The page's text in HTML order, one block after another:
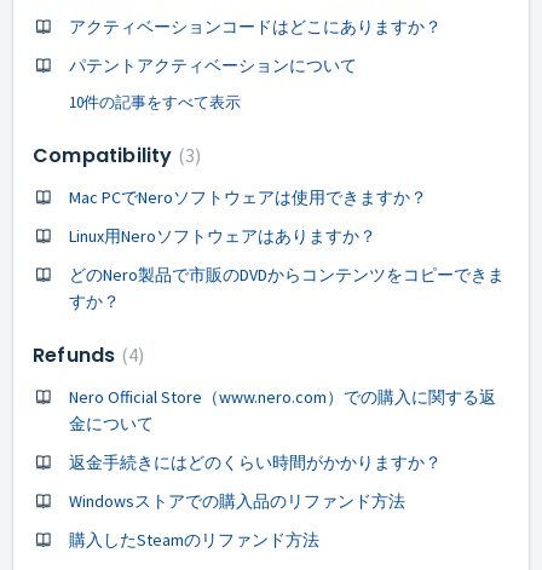
アクティベーションコードはどこにありますか？
パテントアクティベーションについて
10件の記事をすべて表示
Compatibility 3
Mac PCでNeroソフトウェアは使用できますか？
Linux用Neroソフトウェアはありますか？
どのNero製品で市販のDVDからコンテンツをコピーできま
すか？
Refunds 4
Nero Official Store（www.nero.com）での購入に関する返
金について
返金手続きにはどのくらい時間がかかりますか？
Windowsストアでの購入品のリファンド方法
購入したSteamのリファンド方法